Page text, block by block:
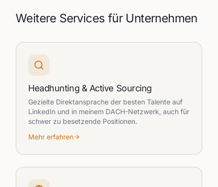
Weitere Services für Unternehmen
Headhunting & Active Sourcing
Gezielte Direktansprache der besten Talente auf
LinkedIn und in meinem DACH-Netzwerk, auch für
schwer zu besetzende Positionen.
Mehr erfahren